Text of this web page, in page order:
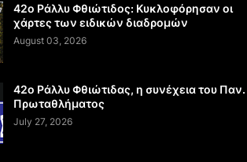
42ο Ράλλυ Φθιώτιδος: Κυκλοφόρησαν οι
χάρτες των ειδικών διαδρομών
August 03, 2026
42ο Ράλλυ Φθιώτιδας, η συνέχεια του Παν.
Πρωταθλήματος
July 27, 2026